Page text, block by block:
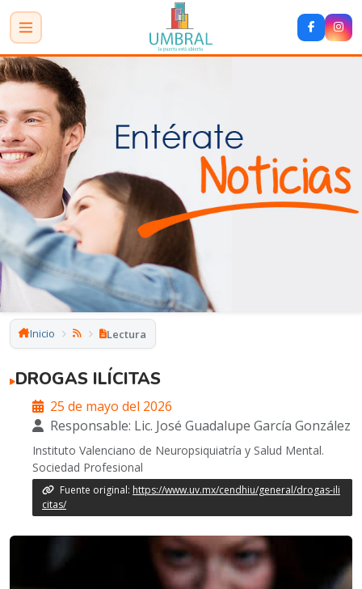
Inicio Lectura
DROGAS ILÍCITAS
25 de mayo del 2026
Responsable: Lic. José Guadalupe García González
Instituto Valenciano de Neuropsiquiatría y Salud Mental.
Sociedad Profesional
Fuente original: https://www.uv.mx/cendhiu/general/drogas-ili
citas/